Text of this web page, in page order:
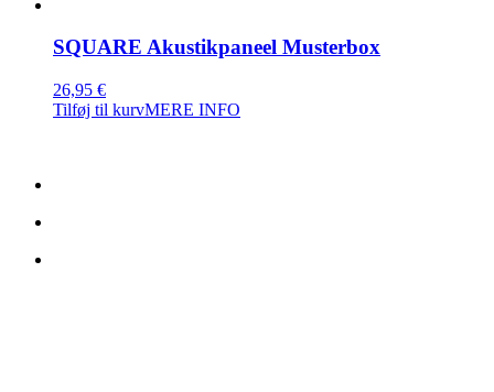
SQUARE Akustikpaneel Musterbox
26,95 €
Tilføj til kurvMERE INFO